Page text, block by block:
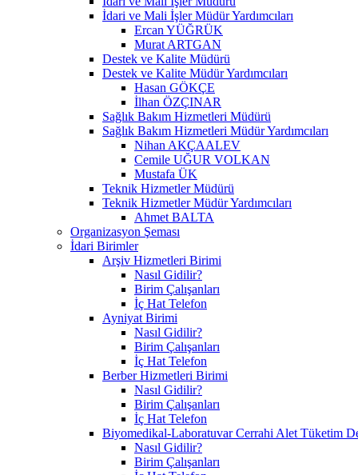
İdari ve Mali İşler Müdür Yardımcıları
Ercan YÜĞRÜK
Murat ARTGAN
Destek ve Kalite Müdürü
Destek ve Kalite Müdür Yardımcıları
Hasan GÖKÇE
İlhan ÖZÇINAR
Sağlık Bakım Hizmetleri Müdürü
Sağlık Bakım Hizmetleri Müdür Yardımcıları
Nihan AKÇAALEV
Cemile UĞUR VOLKAN
Mustafa ÜK
Teknik Hizmetler Müdürü
Teknik Hizmetler Müdür Yardımcıları
Ahmet BALTA
Organizasyon Şeması
İdari Birimler
Arşiv Hizmetleri Birimi
Nasıl Gidilir?
Birim Çalışanları
İç Hat Telefon
Ayniyat Birimi
Nasıl Gidilir?
Birim Çalışanları
İç Hat Telefon
Berber Hizmetleri Birimi
Nasıl Gidilir?
Birim Çalışanları
İç Hat Telefon
Biyomedikal-Laboratuvar Cerrahi Alet Tüketim
Nasıl Gidilir?
Birim Çalışanları